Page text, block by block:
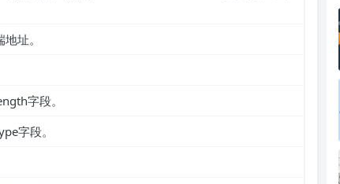
址。
字段。
字段。